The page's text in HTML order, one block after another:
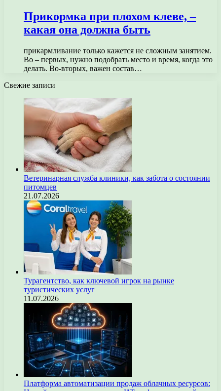
Прикормка при плохом клеве, –
какая она должна быть
прикармливание только кажется не сложным занятием.
Во – первых, нужно подобрать место и время, когда это
делать. Во-вторых, важен состав…
Свежие записи
Ветеринарная служба клиники, как забота о состоянии
питомцев
21.07.2026
Турагентство, как ключевой игрок на рынке
туристических услуг
11.07.2026
Платформа автоматизации продаж облачных ресурсов: